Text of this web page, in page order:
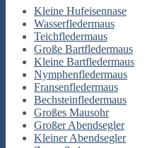
Kleine Hufeisennase
Wasserfledermaus
Teichfledermaus
Große Bartfledermaus
Kleine Bartfledermaus
Nymphenfledermaus
Fransenfledermaus
Bechsteinfledermaus
Großes Mausohr
Großer Abendsegler
Kleiner Abendsegler